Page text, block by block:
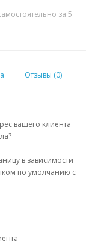
за 5
Отзывы (0)
вашего клиента
в зависимости
по умолчанию с